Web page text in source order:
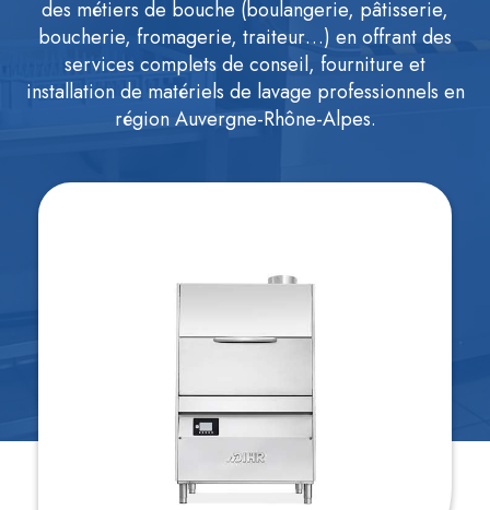
des métiers de bouche (boulangerie, pâtisserie,
boucherie, fromagerie, traiteur…) en offrant des
services complets de conseil, fourniture et
installation de matériels de lavage professionnels en
région Auvergne-Rhône-Alpes.